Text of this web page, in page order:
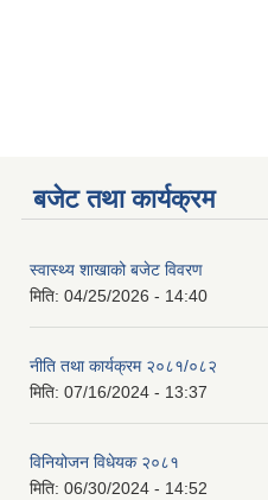
बजेट तथा कार्यक्रम
स्वास्थ्य शाखाको बजेट विवरण
मिति: 04/25/2026 - 14:40
नीति तथा कार्यक्रम २०८१/०८२
मिति: 07/16/2024 - 13:37
विनियोजन विधेयक २०८१
मिति: 06/30/2024 - 14:52